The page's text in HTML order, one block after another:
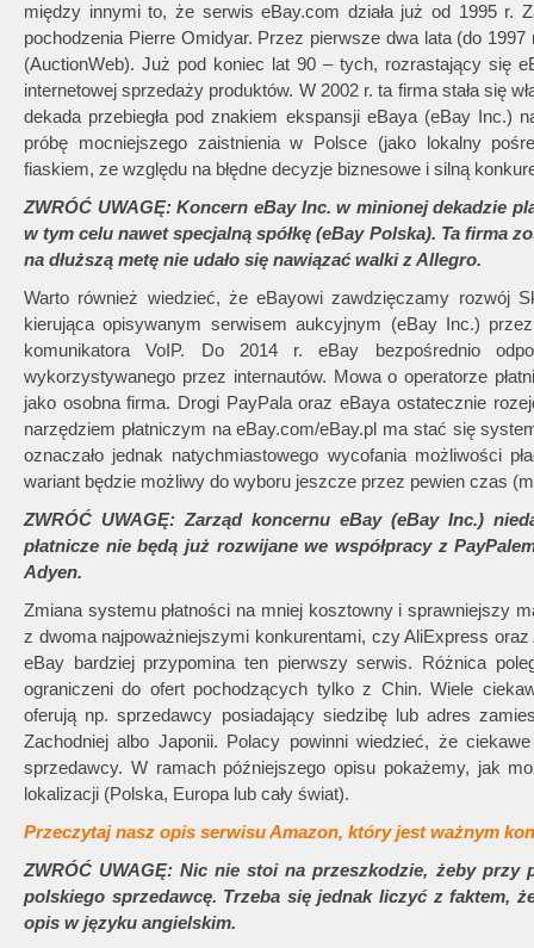
między innymi to, że serwis eBay.com działa już od 1995 r.
pochodzenia Pierre Omidyar. Przez pierwsze dwa lata (do 1997
(AuctionWeb). Już pod koniec lat 90 – tych, rozrastający się
internetowej sprzedaży produktów. W 2002 r. ta firma stała się
dekada przebiegła pod znakiem ekspansji eBaya (eBay Inc.)
próbę mocniejszego zaistnienia w Polsce (jako lokalny
fiaskiem, ze względu na błędne decyzje biznesowe i silną
ZWRÓĆ UWAGĘ: Koncern eBay Inc. w minionej dekadzie
w tym celu nawet specjalną spółkę (eBay Polska). Ta firma
na dłuższą metę nie udało się nawiązać walki z Allegro.
Warto również wiedzieć, że eBayowi zawdzięczamy rozwój
kierująca opisywanym serwisem aukcyjnym (eBay Inc.)
komunikatora VoIP. Do 2014 r. eBay bezpośrednio
wykorzystywanego przez internautów. Mowa o operatorze
jako osobna firma. Drogi PayPala oraz eBaya ostatecznie
narzędziem płatniczym na eBay.com/eBay.pl ma stać się
oznaczało jednak natychmiastowego wycofania możliwości
wariant będzie możliwy do wyboru jeszcze przez pewien czas
ZWRÓĆ UWAGĘ: Zarząd koncernu eBay (eBay Inc.)
płatnicze nie będą już rozwijane we współpracy z
Adyen.
Zmiana systemu płatności na mniej kosztowny i sprawniejszy
z dwoma najpoważniejszymi konkurentami, czy AliExpress oraz
eBay bardziej przypomina ten pierwszy serwis. Różnica
ograniczeni do ofert pochodzących tylko z Chin. Wiele
oferują np. sprzedawcy posiadający siedzibę lub adres
Zachodniej albo Japonii. Polacy powinni wiedzieć, że
sprzedawcy. W ramach późniejszego opisu pokażemy, jak
lokalizacji (Polska, Europa lub cały świat).
Przeczytaj nasz opis serwisu Amazon, który jest ważnym
ZWRÓĆ UWAGĘ: Nic nie stoi na przeszkodzie, żeby przy
polskiego sprzedawcę. Trzeba się jednak liczyć z faktem,
opis w języku angielskim.